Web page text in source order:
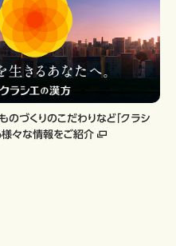
のづくりのこだわりなど「クラシ
様々な情報をご紹介